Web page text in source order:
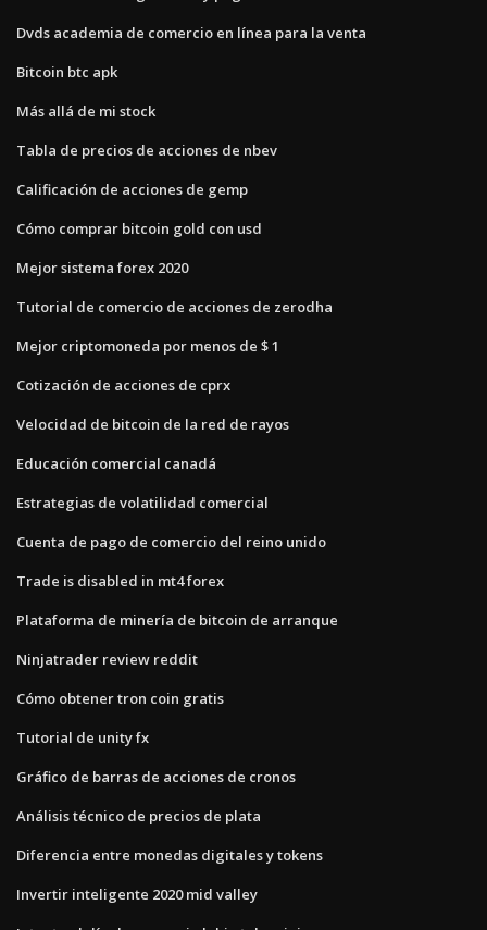
Dvds academia de comercio en línea para la venta
Bitcoin btc apk
Más allá de mi stock
Tabla de precios de acciones de nbev
Calificación de acciones de gemp
Cómo comprar bitcoin gold con usd
Mejor sistema forex 2020
Tutorial de comercio de acciones de zerodha
Mejor criptomoneda por menos de $ 1
Cotización de acciones de cprx
Velocidad de bitcoin de la red de rayos
Educación comercial canadá
Estrategias de volatilidad comercial
Cuenta de pago de comercio del reino unido
Trade is disabled in mt4 forex
Plataforma de minería de bitcoin de arranque
Ninjatrader review reddit
Cómo obtener tron ​​coin gratis
Tutorial de unity fx
Gráfico de barras de acciones de cronos
Análisis técnico de precios de plata
Diferencia entre monedas digitales y tokens
Invertir inteligente 2020 mid valley